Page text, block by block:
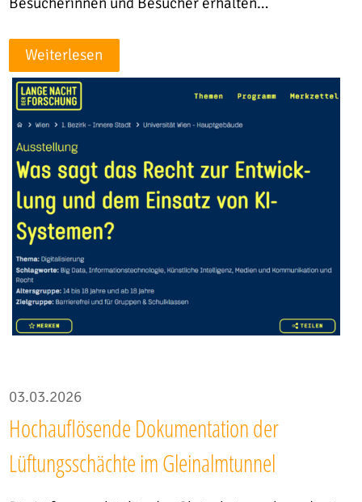
Weiterlesen
03.03.2026
Hochauflösende Dokumentation der
Lüftungsschächte im Gleinalmtunnel